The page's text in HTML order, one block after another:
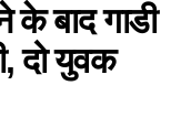
के बाद गाडी
दो युवक